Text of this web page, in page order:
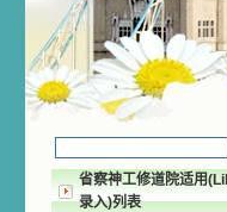
省察神工修道院适用
录入)列表